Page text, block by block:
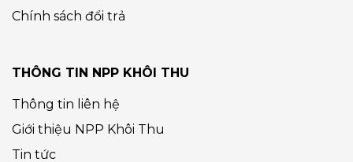
Chính sách đổi trả
THÔNG TIN NPP KHÔI THU
Thông tin liên hệ
Giới thiệu NPP Khôi Thu
Tin tức